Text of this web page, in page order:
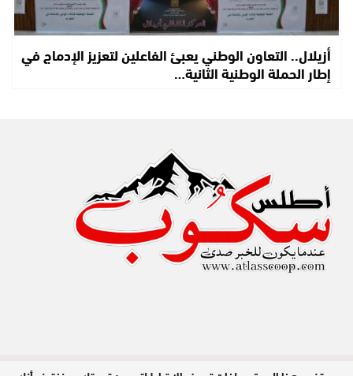
أزيلال.. التعاون الوطني يعبئ الفاعلين لتعزيز الإدماج في
إطار الحملة الوطنية الثانية…